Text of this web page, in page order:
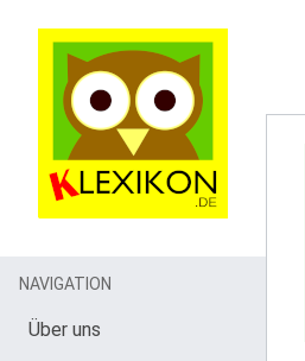
NAVIGATION
Über uns